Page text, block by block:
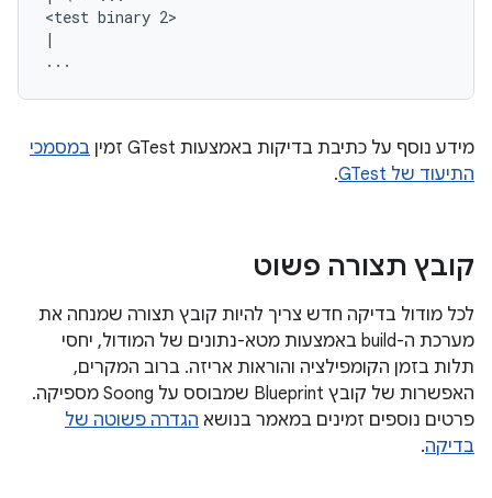
<test binary 2>
|
מידע נוסף על כתיבת בדיקות באמצעות GTest זמין
במסמכי
התיעוד של GTest
.
קובץ תצורה פשוט
לכל מודול בדיקה חדש צריך להיות קובץ תצורה שמנחה את
מערכת ה-build באמצעות מטא-נתונים של המודול, יחסי
תלות בזמן הקומפילציה והוראות אריזה. ברוב המקרים,
האפשרות של קובץ Blueprint שמבוסס על Soong מספיקה.
פרטים נוספים זמינים במאמר בנושא הגדרה פשוטה של
בדיקה.